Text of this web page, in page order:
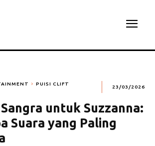
PUISI CLIFT
23/03/2026
untuk Suzzanna:
Suara yang Paling